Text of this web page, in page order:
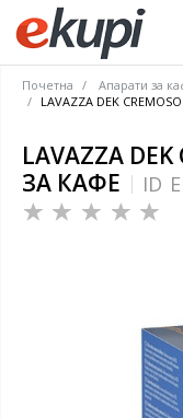
Почетна
Апарати за
LAVAZZA DEK
LAVAZZA
ЗА КАФЕ
ID